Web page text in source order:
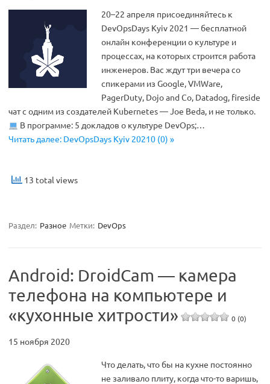
20–22 апреля присоединяйтесь к
DevOpsDays Kyiv 2021 — бесплатной
онлайн конференции о культуре и
процессах, на которых строится работа
инженеров. Вас ждут три вечера со
спикерами из Google, VMWare,
PagerDuty, Dojo and Co, Datadog, fireside
чат с одним из создателей Kubernetes — Joe Beda, и не только.
В программе: 5 докладов о культуре DevOps;…
Читать далее: DevOpsDays Kyiv 20210 (0) »
13 total views
Раздел: Разное Метки: DevOps
Android: DroidCam — камера
телефона на компьютере и
«кухонные хитрости»
0 (0)
15 ноября 2020
Что делать, что бы на кухне постоянно
не заливало плиту, когда что-то варишь,